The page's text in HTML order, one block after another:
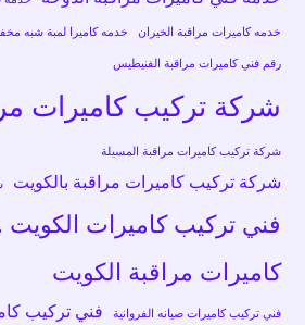
خدمه كاميرات مراقبة الخيران خدمه كاميرا لمبة شبه
رقم فني كاميرات مراقبة الفنيطيس
شركة تركيب كاميرات
شركة تركيب كاميرات مراقبة المسيلة
شركة تركيب كاميرات مراقبة بالكويت
فني تركيب كاميرات الكويت
كاميرات مراقبة الكويت
فني تركيب كاميرات صيانه الفروانية فني تركيب